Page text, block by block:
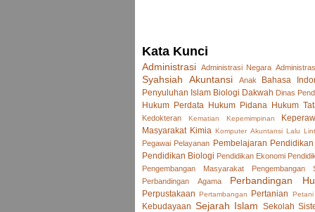
Kata Kunci
Administrasi Administrasi Negara
Syahsiah
Akuntansi Anak Bahasa
Penyuluhan Islam Biologi Dakwah Dinas
Hukum Perdata Hukum Pidana Hukum
Kedokteran
Kematian Kepemimpinan
Masyarakat Kimia Komputer Akuntansi Lalu
Pegawai Pelayanan Pembelajaran
Pendidikan Biologi Pendidikan Ekonomi
Pengembangan Masyarakat Pengembangan
Perbandingan Agama Perbandingan
Perpustakaan Pertambangan Pertanian Petani
Kebudayaan Sejarah Islam Sekolah